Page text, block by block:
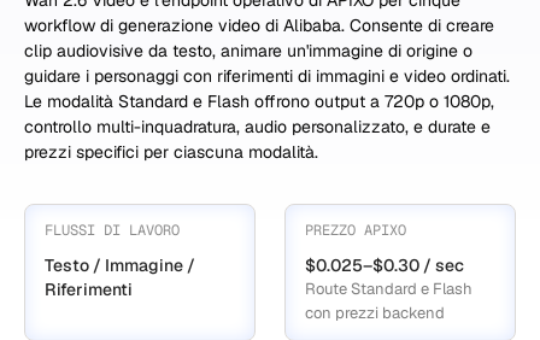
workflow di generazione video di Alibaba. Consente di creare
clip audiovisive da testo, animare un'immagine di origine o
guidare i personaggi con riferimenti di immagini e video ordinati.
Le modalità Standard e Flash offrono output a 720p o 1080p,
controllo multi-inquadratura, audio personalizzato, e durate e
prezzi specifici per ciascuna modalità.
FLUSSI DI LAVORO
Testo / Immagine /
Riferimenti
PREZZO APIXO
$0.025–$0.30 / sec
Route Standard e Flash
con prezzi backend